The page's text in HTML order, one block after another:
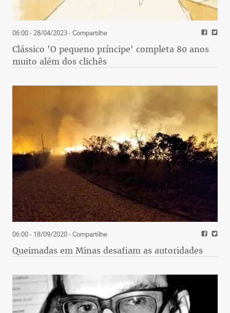
06:00 - 28/04/2023- Compartilhe
Clássico 'O pequeno príncipe' completa 80 anos
muito além dos clichês
06:00 - 18/09/2020- Compartilhe
Queimadas em Minas desafiam as autoridades